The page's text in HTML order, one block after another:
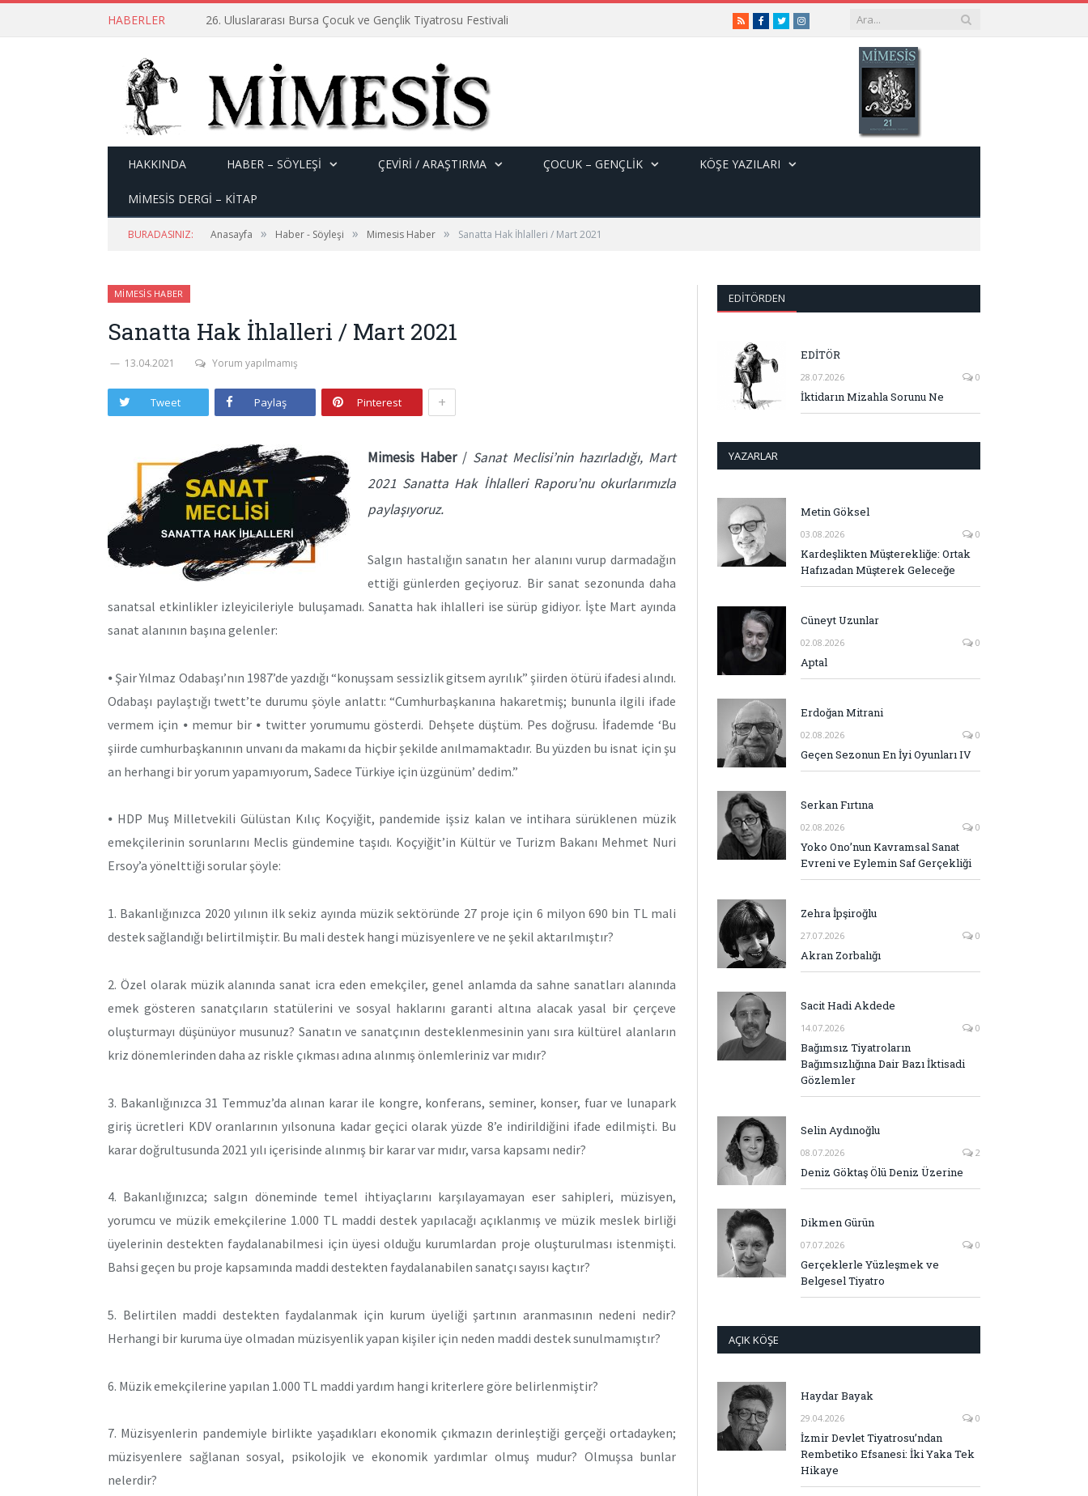
HABERLER 26. Uluslararası Bursa Çocuk ve Gençlik Tiyatrosu Festivali RSSFacebook
TwitterInstagram
HAKKINDA HABER – SÖYLEŞI ÇEVİRİ / ARAŞTIRMA ÇOCUK – GENÇLIK KÖŞE YAZILARI
MİMESİS DERGİ – KİTAP
BURADASINIZ: Anasayfa » Haber - Söyleşi » Mimesis Haber » Sanatta Hak İhlalleri / Mart 2021
MIMESIS HABER
Sanatta Hak İhlalleri / Mart 2021
13.04.2021 Yorum yapılmamış
Tweet Paylaş Pinterest +
Mimesis Haber/ Sanat Meclisi’nin hazırladığı, Mart
2021 Sanatta Hak İhlalleri Raporu’nu okurlarımızla
paylaşıyoruz.
Salgın hastalığın sanatın her alanını vurup darmadağın
ettiği günlerden geçiyoruz. Bir sanat sezonunda daha
sanatsal etkinlikler izleyicileriyle buluşamadı. Sanatta hak ihlalleri ise sürüp gidiyor. İşte Mart ayında
sanat alanının başına gelenler:
⦁ Şair Yılmaz Odabaşı’nın 1987’de yazdığı “konuşsam sessizlik gitsem ayrılık” şiirden ötürü ifadesi alındı.
Odabaşı paylaştığı twett’te durumu şöyle anlattı: “Cumhurbaşkanına hakaretmiş; bununla ilgili ifade
vermem için ⦁ memur bir ⦁ twitter yorumumu gösterdi. Dehşete düştüm. Pes doğrusu. İfademde ‘Bu
şiirde cumhurbaşkanının unvanı da makamı da hiçbir şekilde anılmamaktadır. Bu yüzden bu isnat için şu
an herhangi bir yorum yapamıyorum, Sadece Türkiye için üzgünüm’ dedim.”
⦁ HDP Muş Milletvekili Gülüstan Kılıç Koçyiğit, pandemide işsiz kalan ve intihara sürüklenen müzik
emekçilerinin sorunlarını Meclis gündemine taşıdı. Koçyiğit’in Kültür ve Turizm Bakanı Mehmet Nuri
Ersoy’a yönelttiği sorular şöyle:
1. Bakanlığınızca 2020 yılının ilk sekiz ayında müzik sektöründe 27 proje için 6 milyon 690 bin TL mali
destek sağlandığı belirtilmiştir. Bu mali destek hangi müzisyenlere ve ne şekil aktarılmıştır?
2. Özel olarak müzik alanında sanat icra eden emekçiler, genel anlamda da sahne sanatları alanında
emek gösteren sanatçıların statülerini ve sosyal haklarını garanti altına alacak yasal bir çerçeve
oluşturmayı düşünüyor musunuz? Sanatın ve sanatçının desteklenmesinin yanı sıra kültürel alanların
kriz dönemlerinden daha az riskle çıkması adına alınmış önlemleriniz var mıdır?
3. Bakanlığınızca 31 Temmuz’da alınan karar ile kongre, konferans, seminer, konser, fuar ve lunapark
giriş ücretleri KDV oranlarının yılsonuna kadar geçici olarak yüzde 8’e indirildiğini ifade edilmişti. Bu
karar doğrultusunda 2021 yılı içerisinde alınmış bir karar var mıdır, varsa kapsamı nedir?
4. Bakanlığınızca; salgın döneminde temel ihtiyaçlarını karşılayamayan eser sahipleri, müzisyen,
yorumcu ve müzik emekçilerine 1.000 TL maddi destek yapılacağı açıklanmış ve müzik meslek birliği
üyelerinin destekten faydalanabilmesi için üyesi olduğu kurumlardan proje oluşturulması istenmişti.
Bahsi geçen bu proje kapsamında maddi destekten faydalanabilen sanatçı sayısı kaçtır?
5. Belirtilen maddi destekten faydalanmak için kurum üyeliği şartının aranmasının nedeni nedir?
Herhangi bir kuruma üye olmadan müzisyenlik yapan kişiler için neden maddi destek sunulmamıştır?
6. Müzik emekçilerine yapılan 1.000 TL maddi yardım hangi kriterlere göre belirlenmiştir?
7. Müzisyenlerin pandemiyle birlikte yaşadıkları ekonomik çıkmazın derinleştiği gerçeği ortadayken;
müzisyenlere sağlanan sosyal, psikolojik ve ekonomik yardımlar olmuş mudur? Olmuşsa bunlar
nelerdir?
EDITÖRDEN
EDİTÖR
28.07.2026 0
İktidarın Mizahla Sorunu Ne
YAZARLAR
Metin Göksel
03.08.2026 0
Kardeşlikten Müşterekliğe: Ortak
Hafızadan Müşterek Geleceğe
Cüneyt Uzunlar
02.08.2026 0
Aptal
Erdoğan Mitrani
02.08.2026 0
Geçen Sezonun En İyi Oyunları IV
Serkan Fırtına
02.08.2026 0
Yoko Ono’nun Kavramsal Sanat
Evreni ve Eylemin Saf Gerçekliği
Zehra İpşiroğlu
27.07.2026 0
Akran Zorbalığı
Sacit Hadi Akdede
14.07.2026 0
Bağımsız Tiyatroların
Bağımsızlığına Dair Bazı İktisadi
Gözlemler
Selin Aydınoğlu
08.07.2026 2
Deniz Göktaş Ölü Deniz Üzerine
Dikmen Gürün
07.07.2026 0
Gerçeklerle Yüzleşmek ve
Belgesel Tiyatro
AÇIK KÖŞE
Haydar Bayak
29.04.2026 0
İzmir Devlet Tiyatrosu’ndan
Rembetiko Efsanesi: İki Yaka Tek
Hikaye